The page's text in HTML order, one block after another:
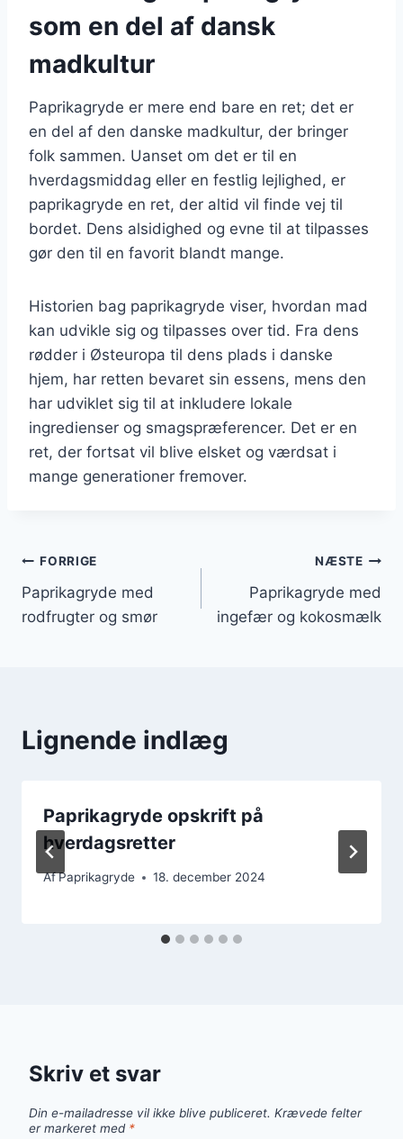
som en del af dansk
madkultur
Paprikagryde er mere end bare en ret; det er
en del af den danske madkultur, der bringer
folk sammen. Uanset om det er til en
hverdagsmiddag eller en festlig lejlighed, er
paprikagryde en ret, der altid vil finde vej til
bordet. Dens alsidighed og evne til at tilpasses
gør den til en favorit blandt mange.
Historien bag paprikagryde viser, hvordan mad
kan udvikle sig og tilpasses over tid. Fra dens
rødder i Østeuropa til dens plads i danske
hjem, har retten bevaret sin essens, mens den
har udviklet sig til at inkludere lokale
ingredienser og smagspræferencer. Det er en
ret, der fortsat vil blive elsket og værdsat i
mange generationer fremover.
Indlægsnavigation
FORRIGE
Paprikagryde med
rodfrugter og smør
NÆSTE
Paprikagryde med
ingefær og kokosmælk
Lignende indlæg
Paprikagryde opskrift på
hverdagsretter
AfPaprikagryde 18. december 2024
Skriv et svar
Din e-mailadresse vil ikke blive publiceret. Krævede felter
er markeret med *